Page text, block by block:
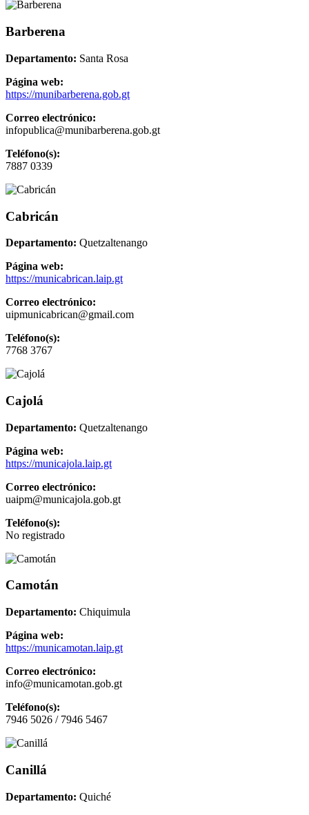
Barberena
Departamento: Santa Rosa
Página web:
https://munibarberena.gob.gt
Correo electrónico:
infopublica@munibarberena.gob.gt
Teléfono(s):
7887 0339
Cabricán
Departamento: Quetzaltenango
Página web:
https://municabrican.laip.gt
Correo electrónico:
uipmunicabrican@gmail.com
Teléfono(s):
7768 3767
Cajolá
Departamento: Quetzaltenango
Página web:
https://municajola.laip.gt
Correo electrónico:
uaipm@municajola.gob.gt
Teléfono(s):
No registrado
Camotán
Departamento: Chiquimula
Página web:
https://municamotan.laip.gt
Correo electrónico:
info@municamotan.gob.gt
Teléfono(s):
7946 5026 / 7946 5467
Canillá
Departamento: Quiché